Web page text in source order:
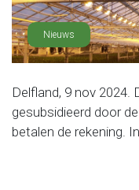
Nieuws
Delfland, 9 nov
gesubsidieerd door
betalen de rekening.